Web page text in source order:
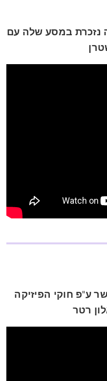
נזכרת במסע שלה עם
האושר ע"פ חוקי הפיזיקה
רטר